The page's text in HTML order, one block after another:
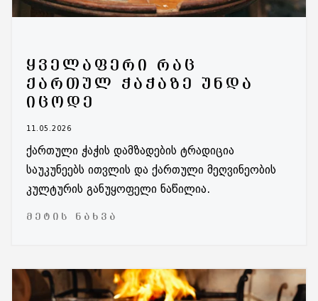
ᲧᲕᲔᲚᲐᲤᲔᲠᲘ ᲠᲐᲪ
ᲥᲐᲠᲗᲣᲚ ᲭᲐᲭᲐᲖᲔ ᲣᲜᲓᲐ
ᲘᲪᲝᲓᲔ
11.05.2026
ქართული ჭაჭის დამზადების ტრადიცია
საუკუნეებს ითვლის და ქართული მეღვინეობის
კულტურის განუყოფელი ნაწილია.
ᲛᲔᲢᲘᲡ ᲜᲐᲮᲕᲐ